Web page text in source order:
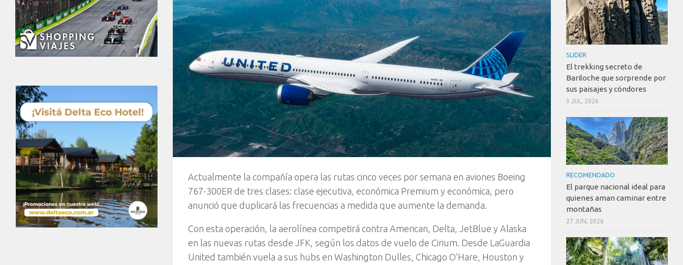
Actualmente la compañía opera las rutas cinco veces por semana en aviones Boeing
767-300ER de tres clases: clase ejecutiva, económica Premium y económica, pero
anunció que duplicará las frecuencias a medida que aumente la demanda.
Con esta operación, la aerolínea competirá contra American, Delta, JetBlue y Alaska
en las nuevas rutas desde JFK, según los datos de vuelo de Cirium. Desde LaGuardia
United también vuela a sus hubs en Washington Dulles, Chicago O’Hare, Houston y
SLIDER
El trekking secreto de
Bariloche que sorprende por
sus paisajes y cóndores
3 JUL, 2026
RECOMENDADO
El parque nacional ideal para
quienes aman caminar entre
montañas
27 JUN, 2026